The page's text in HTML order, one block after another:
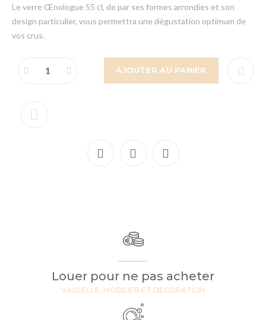
Le verre Œnologue 55 cl, de par ses formes arrondies et son
design particulier, vous permettra une dégustation optimum de
vos crus.
AJOUTER AU PANIER
Louer pour ne pas acheter
VAISSELLE, MOBILIER ET DECORATION